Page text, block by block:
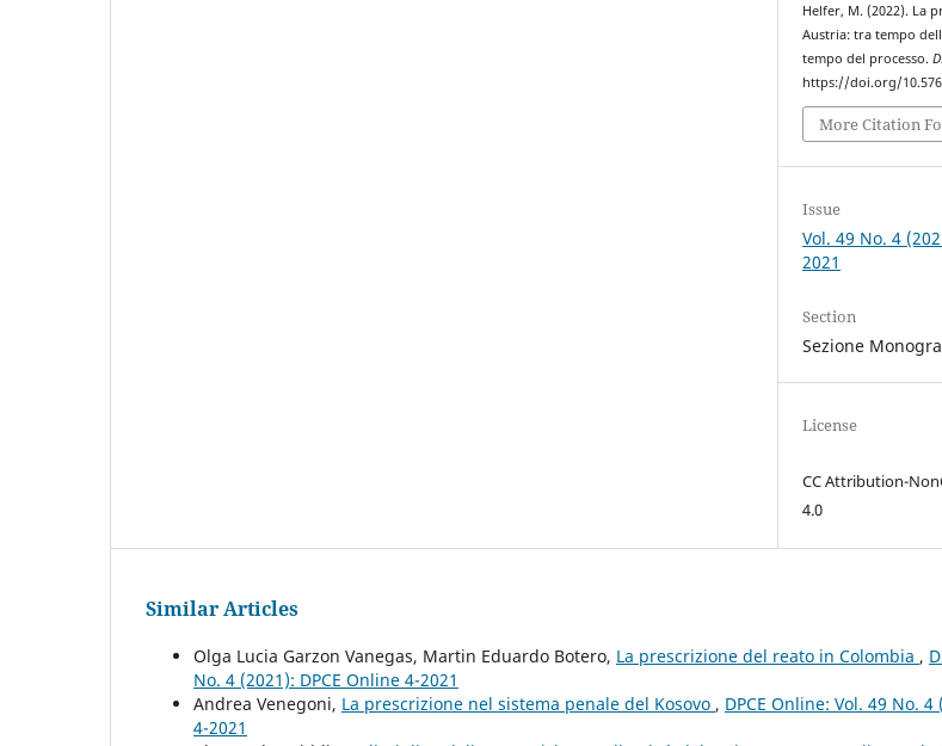
Helfer, M. (2022). La
Austria: tra tempo
tempo del processo.
https://doi.org/
More Citation
Issue
Vol. 49 No. 4
2021
Section
Sezione
License
CC Attribution-
4.0
Similar Articles
Olga Lucia Garzon Vanegas, Martin Eduardo Botero, La prescrizione del reato in Colombia ,
No. 4 (2021): DPCE Online 4-2021
Andrea Venegoni, La prescrizione nel sistema penale del Kosovo , DPCE Online: Vol. 49 No. 4
4-2021